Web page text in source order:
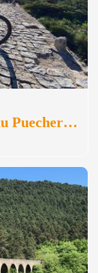
Randonnée découverte du Puecheral en VTTAE